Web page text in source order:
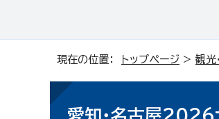
現在の位置： トップページ > 観光
愛知・名古屋2026